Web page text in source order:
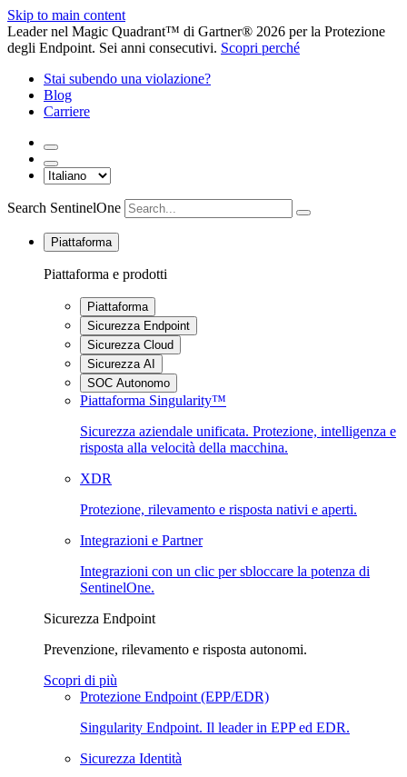
Skip to main content
Leader nel Magic Quadrant™ di Gartner® 2026 per la Protezione
degli Endpoint. Sei anni consecutivi. Scopri perché
Stai subendo una violazione?
Blog
Carriere
Search SentinelOne
Piattaforma
Piattaforma e prodotti
Piattaforma
Sicurezza Endpoint
Sicurezza Cloud
Sicurezza AI
SOC Autonomo
Piattaforma Singularity™
Sicurezza aziendale unificata. Protezione, intelligenza e
risposta alla velocità della macchina.
XDR
Protezione, rilevamento e risposta nativi e aperti.
Integrazioni e Partner
Integrazioni con un clic per sbloccare la potenza di
SentinelOne.
Sicurezza Endpoint
Prevenzione, rilevamento e risposta autonomi.
Scopri di più
Protezione Endpoint (EPP/EDR)
Singularity Endpoint. Il leader in EPP ed EDR.
Sicurezza Identità